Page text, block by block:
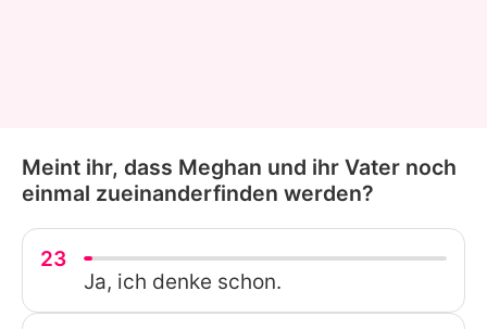
Meint ihr, dass Meghan und ihr Vater noch
einmal zueinanderfinden werden?
23
Ja, ich denke schon.